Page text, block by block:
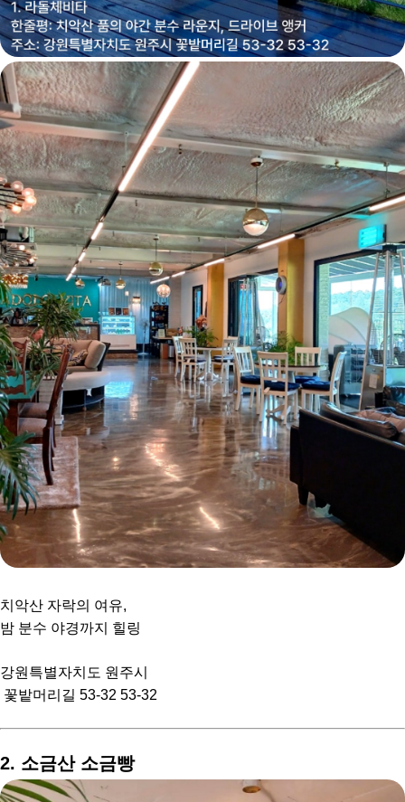
치악산 자락의 여유,
밤 분수 야경까지 힐링
강원특별자치도 원주시
꽃밭머리길 53-32 53-32
2. 소금산 소금빵